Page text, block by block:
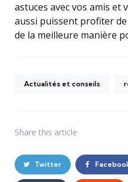
astuces avec vos amis et
aussi puissent profiter
de la meilleure manière
Actualités et conseils
Share this article
Twitter